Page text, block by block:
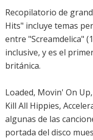
Recopilatorio de
Hits" incluye temas
entre "Screamdelica"
inclusive, y es el
británica.
Loaded, Movin' On
Kill All Hippies,
algunas de las
portada del disco